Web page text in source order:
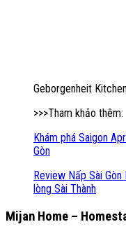
Geborgenheit
>>>Tham khảo thêm:
Khám phá Saigon
Gòn
Review Nấp Sài
lòng Sài Thành
Mijan Home –